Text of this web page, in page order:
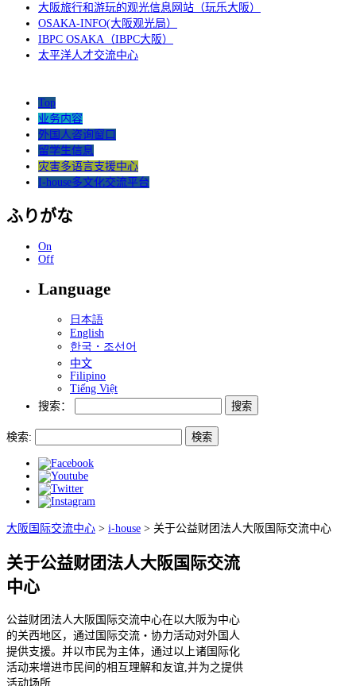
大阪旅行和游玩的观光信息网站（玩乐大阪）
OSAKA-INFO(大阪观光局）
IBPC OSAKA（IBPC大阪）
太平洋人才交流中心
Top
业务内容
外国人咨询窗口
留学生信息
灾害多语言支援中心
I-house多文化交流平台
ふりがな
On
Off
Language
日本語
English
한국・조선어
中文
Filipino
Tiếng Việt
搜索：
検索:
大阪国际交流中心 > i-house > 关于公益财团法人大阪国际交流中心
关于公益财团法人大阪国际交流
中心
公益财团法人大阪国际交流中心在以大阪为中心
的关西地区，通过国际交流・协力活动对外国人
提供支援。并以市民为主体，通过以上诸国际化
活动来增进市民间的相互理解和友谊,并为之提供
活动场所.